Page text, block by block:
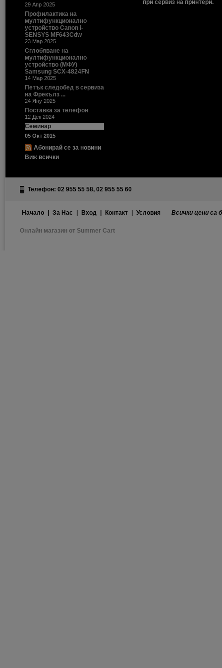
29 Апр 2025
Профилактика на
мултифункционално
устройство Canon i-
SENSYS MF643Cdw
23 Мар 2025
Сглобяване на
мултифункционално
устройство (МФУ)
Samsung SCX-4824FN
14 Мар 2025
Петък следобед в сервиза
на Фрекълз ...
24 Яну 2025
Поставка за телефон
12 Дек 2024
Семинар
05 Окт 2015
Абонирай се за новини
Виж всички
при сервиз на принтери.
Телефон: 02 955 55 58, 02 955 55 60
Начало За Нас Вход Контакт Условия Всички цени са
Онлайн магазин от Summer Cart